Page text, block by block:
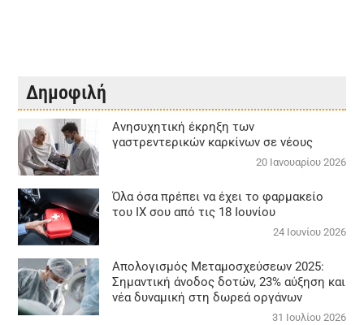
Δημοφιλή
Aνησυχητική έκρηξη των
γαστρεντερικών καρκίνων σε νέους
20 Ιανουαρίου 2026
Όλα όσα πρέπει να έχει το φαρμακείο
του ΙΧ σου από τις 18 Ιουνίου
24 Ιουνίου 2026
Απολογισμός Μεταμοσχεύσεων 2025:
Σημαντική άνοδος δοτών, 23% αύξηση και
νέα δυναμική στη δωρεά οργάνων
31 Ιουλίου 2026